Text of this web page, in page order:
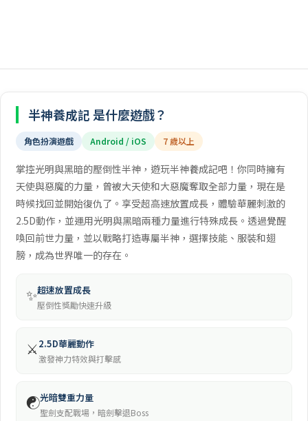
半神養成記 是什麼遊戲？
角色扮演遊戲 Android / iOS 7 歲以上
掌控光明與黑暗的壓倒性半神，遊玩半神養成記吧！你同時擁有
天使與惡魔的力量，曾被大天使和大惡魔奪取全部力量，現在是
時候找回並開始復仇了。享受超高速放置成長，體驗華麗刺激的
2.5D動作，並運用光明與黑暗兩種力量進行特殊成長。透過覺醒
喚回前世力量，並以戰略打造專屬半神，選擇技能、服裝和翅
膀，成為世界唯一的存在。
✨超速放置成長
壓倒性獎勵快速升級
⚔️2.5D華麗動作
激發神力特效與打擊感
☯️光暗雙重力量
聖劍支配戰場，暗劍擊退Boss